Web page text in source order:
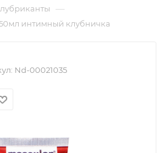
—
интимный клубничка
Nd-00021035